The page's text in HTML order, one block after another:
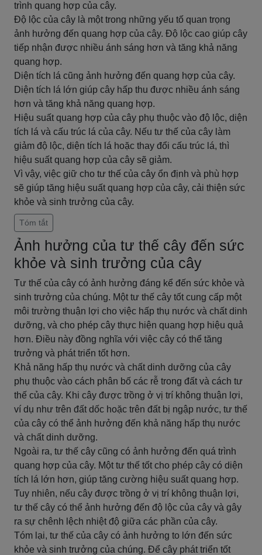
trình quang hợp của cây.
Độ lộc của cây là một trong những yếu tố quan trọng
ảnh hưởng đến quang hợp của cây. Độ lộc cao giúp cây
tiếp nhận được nhiều ánh sáng hơn và tăng khả năng
quang hợp.
Diện tích lá cũng ảnh hưởng đến quang hợp của cây.
Diện tích lá lớn giúp cây hấp thu được nhiều ánh sáng
hơn và tăng khả năng quang hợp.
Hiệu suất quang hợp của cây phụ thuộc vào độ lộc, diện
tích lá và cấu trúc lá của cây. Nếu tư thế của cây làm
giảm độ lộc, diện tích lá hoặc thay đổi cấu trúc lá, thì
hiệu suất quang hợp của cây sẽ giảm.
Vì vậy, việc giữ cho tư thế của cây ổn định và phù hợp
sẽ giúp tăng hiệu suất quang hợp của cây, cải thiện sức
khỏe và sinh trưởng của cây.
Tóm tắt
Ảnh hưởng của tư thế cây đến sức
khỏe và sinh trưởng của cây
Tư thế của cây có ảnh hưởng đáng kể đến sức khỏe và
sinh trưởng của chúng. Một tư thế cây tốt cung cấp một
môi trường thuận lợi cho việc hấp thụ nước và chất dinh
dưỡng, và cho phép cây thực hiện quang hợp hiệu quả
hơn. Điều này đồng nghĩa với việc cây có thể tăng
trưởng và phát triển tốt hơn.
Khả năng hấp thụ nước và chất dinh dưỡng của cây
phụ thuộc vào cách phân bố các rễ trong đất và cách tư
thế của cây. Khi cây được trồng ở vị trí không thuận lợi,
ví dụ như trên đất dốc hoặc trên đất bị ngập nước, tư thế
của cây có thể ảnh hưởng đến khả năng hấp thụ nước
và chất dinh dưỡng.
Ngoài ra, tư thế cây cũng có ảnh hưởng đến quá trình
quang hợp của cây. Một tư thế tốt cho phép cây có diện
tích lá lớn hơn, giúp tăng cường hiệu suất quang hợp.
Tuy nhiên, nếu cây được trồng ở vị trí không thuận lợi,
tư thế cây có thể ảnh hưởng đến độ lộc của cây và gây
ra sự chênh lệch nhiệt độ giữa các phần của cây.
Tóm lại, tư thế của cây có ảnh hưởng to lớn đến sức
khỏe và sinh trưởng của chúng. Để cây phát triển tốt